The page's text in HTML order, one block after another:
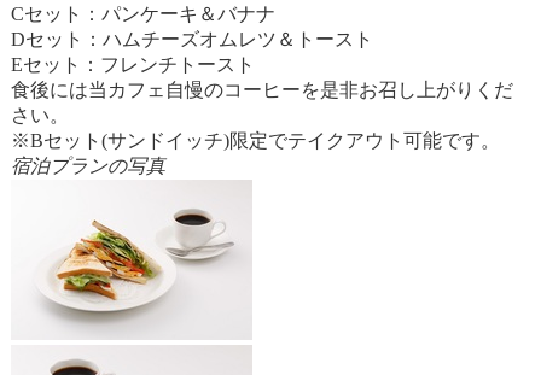
Cセット：パンケーキ＆バナナ
Dセット：ハムチーズオムレツ＆トースト
Eセット：フレンチトースト
食後には当カフェ自慢のコーヒーを是非お召し上がりくだ
さい。
※Bセット(サンドイッチ)限定でテイクアウト可能です。
宿泊プランの写真